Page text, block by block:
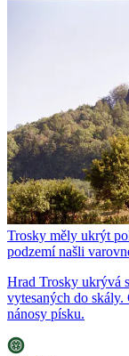
Trosky měly ukrýt
podzemí našli
Hrad Trosky ukrývá
vytesaných do
nánosy písku.